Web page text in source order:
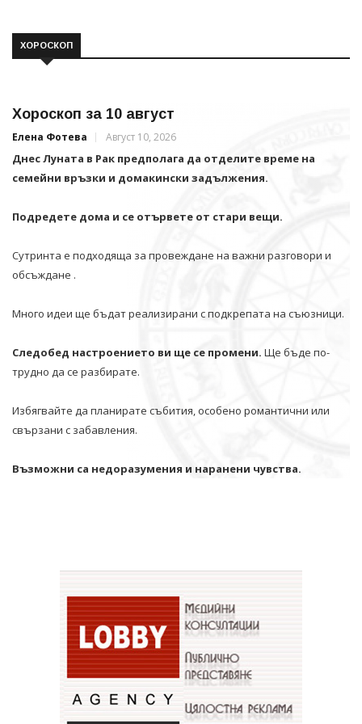
ХОРОСКОП
Хороскоп за 10 август
Елена Фотева Август 10, 2026
Днес Луната в Рак предполага да отделите време на
семейни връзки и домакински задължения.
Подредете дома и се отървете от стари вещи.
Сутринта е подходяща за провеждане на важни разговори и
обсъждане .
Много идеи ще бъдат реализирани с подкрепата на съюзници.
Следобед настроението ви ще се промени. Ще бъде по-
трудно да се разбирате.
Избягвайте да планирате събития, особено романтични или
свързани с забавления.
Възможни са недоразумения и наранени чувства.